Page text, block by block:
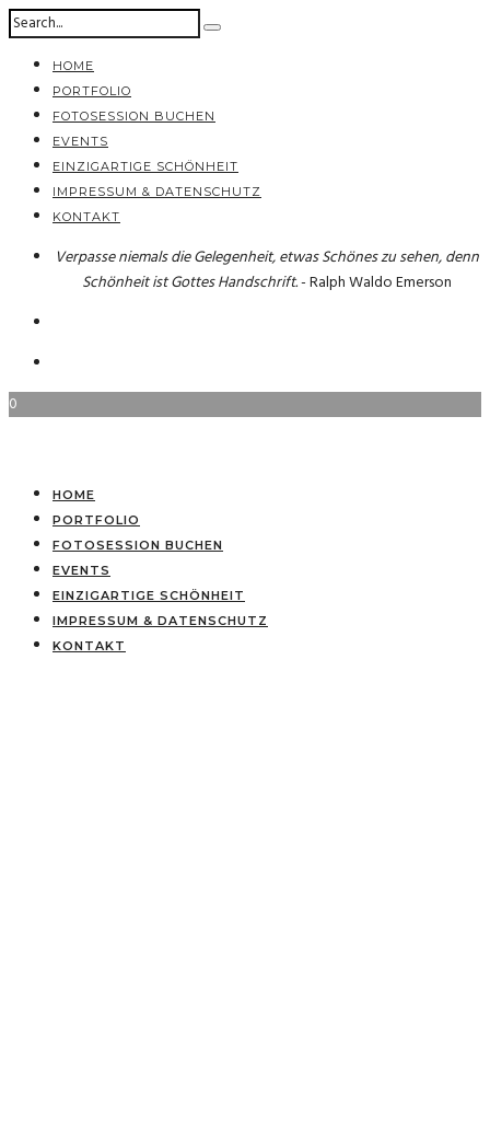
HOME
PORTFOLIO
FOTOSESSION BUCHEN
EVENTS
EINZIGARTIGE SCHÖNHEIT
IMPRESSUM & DATENSCHUTZ
KONTAKT
Verpasse niemals die Gelegenheit, etwas Schönes zu sehen, denn
Schönheit ist Gottes Handschrift.- Ralph Waldo Emerson
0
HOME
PORTFOLIO
FOTOSESSION BUCHEN
EVENTS
EINZIGARTIGE SCHÖNHEIT
IMPRESSUM & DATENSCHUTZ
KONTAKT